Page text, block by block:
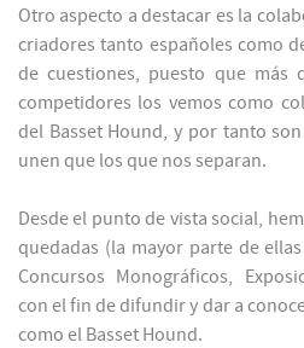
Otro aspecto a destacar es la
criadores tanto españoles como
de cuestiones, puesto que más
competidores los vemos como
del Basset Hound, y por tanto
unen que los que nos separan.
Desde el punto de vista social,
quedadas (la mayor parte de
Concursos Monográficos,
con el fin de difundir y dar a
como el Basset Hound.